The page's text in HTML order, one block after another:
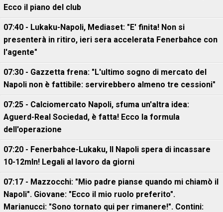
Ecco il piano del club
07:40 - Lukaku-Napoli, Mediaset: "E' finita! Non si
presenterà in ritiro, ieri sera accelerata Fenerbahce con
l'agente"
07:30 - Gazzetta frena: "L'ultimo sogno di mercato del
Napoli non è fattibile: servirebbero almeno tre cessioni"
07:25 - Calciomercato Napoli, sfuma un'altra idea:
Aguerd-Real Sociedad, è fatta! Ecco la formula
dell'operazione
07:20 - Fenerbahce-Lukaku, ll Napoli spera di incassare
10-12mln! Legali al lavoro da giorni
07:17 - Mazzocchi: "Mio padre pianse quando mi chiamò il
Napoli". Giovane: "Ecco il mio ruolo preferito".
Marianucci: "Sono tornato qui per rimanere!". Contini: